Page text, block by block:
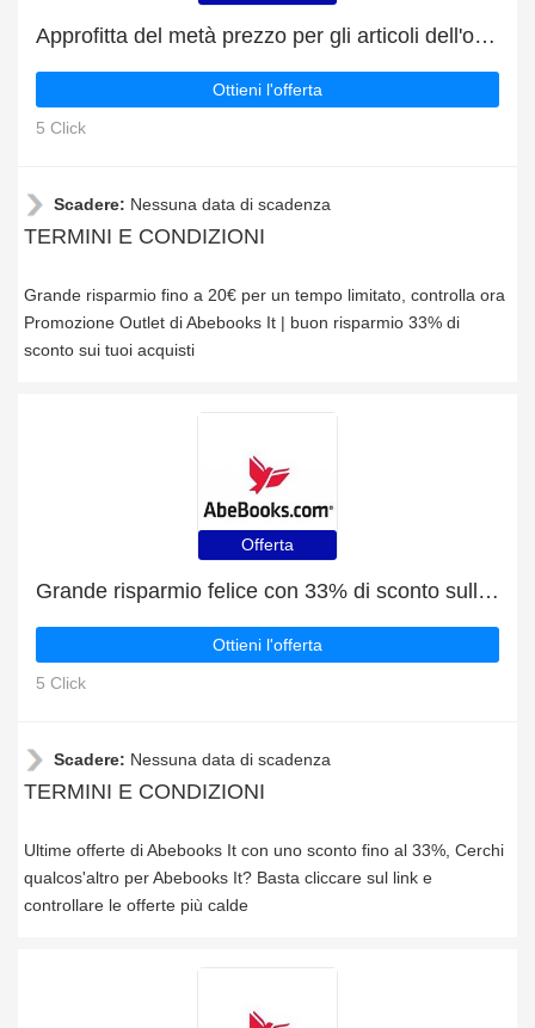
Approfitta del metà prezzo per gli articoli dell'outlet
Ottieni l'offerta
5 Click
Scadere: Nessuna data di scadenza
TERMINI E CONDIZIONI
Grande risparmio fino a 20€ per un tempo limitato, controlla ora
Promozione Outlet di Abebooks It | buon risparmio 33% di
sconto sui tuoi acquisti
Offerta
Grande risparmio felice con 33% di sconto sulle ultime offerte
Ottieni l'offerta
5 Click
Scadere: Nessuna data di scadenza
TERMINI E CONDIZIONI
Ultime offerte di Abebooks It con uno sconto fino al 33%, Cerchi
qualcos'altro per Abebooks It? Basta cliccare sul link e
controllare le offerte più calde